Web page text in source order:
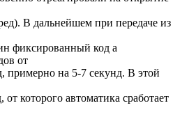
В дальнейшем при передаче из
фиксированный код а
от
примерно на 5-7 секунд. В этой
от которого автоматика сработает